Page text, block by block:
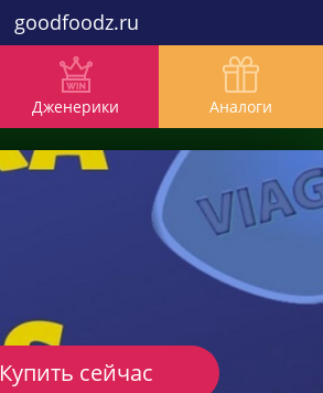
goodfoodz.ru
Дженерики Аналоги
Купить сейчас